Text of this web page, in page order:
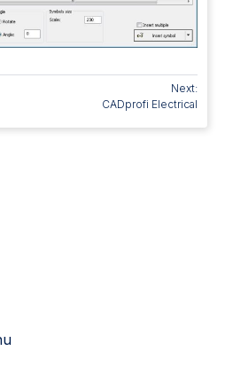
Next:
CADprofi Electrical